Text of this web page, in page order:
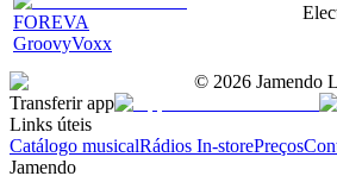
FOREVA
GroovyVoxx
© 2026 Jamendo
Transferir app
Links úteis
Catálogo musicalRádios In-storePreços
Jamendo